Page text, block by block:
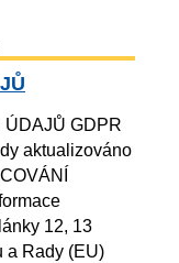
GDPR
aktualizováno
12, 13
a Rady (EU)